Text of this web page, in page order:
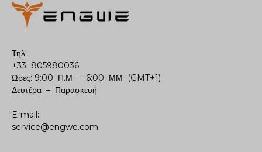
Τηλ:
+33 805980036
Ώρες: 9:00 Π.Μ – 6:00 ΜΜ (GMT+1)
Δευτέρα – Παρασκευή
E-mail:
service@engwe.com